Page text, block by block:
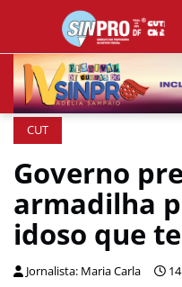
CUT
Governo
armadilha
idoso que
Jornalista: Maria Carla